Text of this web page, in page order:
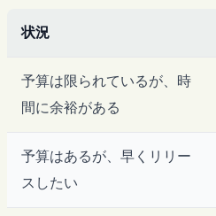
状況
予算は限られているが、時
間に余裕がある
予算はあるが、早くリリー
スしたい